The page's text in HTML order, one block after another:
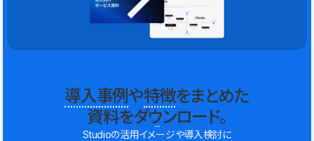
導入事例や特徴をまとめた
資料をダウンロード。
Studioの活用イメージや導入検討に